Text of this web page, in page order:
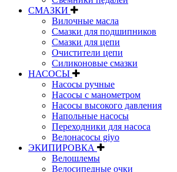
СМАЗКИ
Вилочные масла
Смазки для подшипников
Смазки для цепи
Очистители цепи
Силиконовые смазки
НАСОСЫ
Насосы ручные
Насосы с манометром
Насосы высокого давления
Напольные насосы
Переходники для насоса
Велонасосы giyo
ЭКИПИРОВКА
Велошлемы
Велосипедные очки